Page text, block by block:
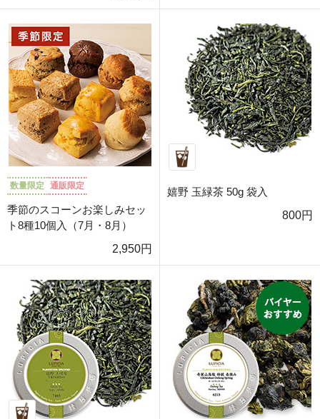
数量限定 通販限定
季節のスコーンお楽しみセッ
ト8種10個入（7月・8月）
2,950円
嬉野 玉緑茶 50g 袋入
800円